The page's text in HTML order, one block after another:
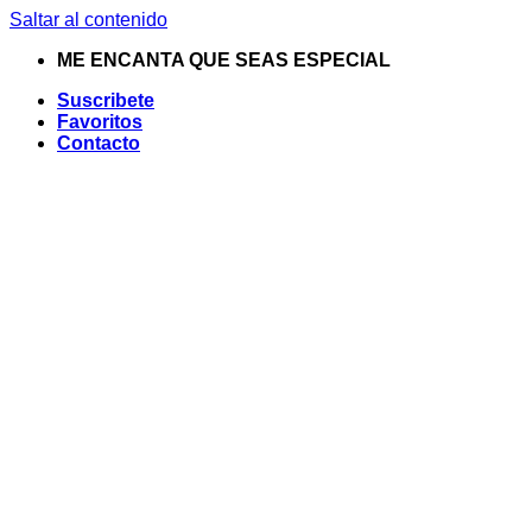
Saltar al contenido
ME ENCANTA QUE SEAS ESPECIAL
Suscribete
Favoritos
Contacto